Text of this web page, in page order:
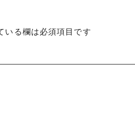
いる欄は必須項目です